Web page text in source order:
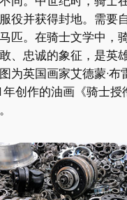
役并获得封地。需要
匹。在骑士文学中，
、忠诚的象征，是英
为英国画家艾德蒙·布
创作的油画《骑士授